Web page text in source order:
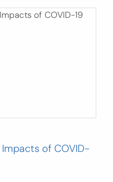
of COVID-